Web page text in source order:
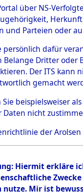
der UN-
Checking")
über NS-
und Parteien oder
persönlich dafür
Belange Dritter
Der ITS
gemacht
Sie beispielsweiser
nicht
der Arolsen
Hiermit erkläre
Mir ist